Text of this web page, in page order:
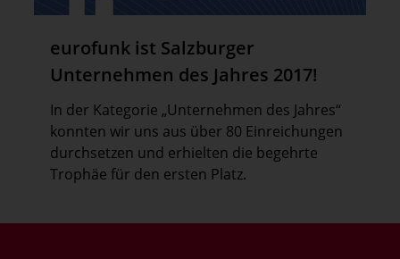
eurofunk ist Salzburger
Unternehmen des Jahres 2017!
In der Kategorie „Unternehmen des Jahres“
konnten wir uns aus über 80 Einreichungen
durchsetzen und erhielten die begehrte
Trophäe für den ersten Platz.